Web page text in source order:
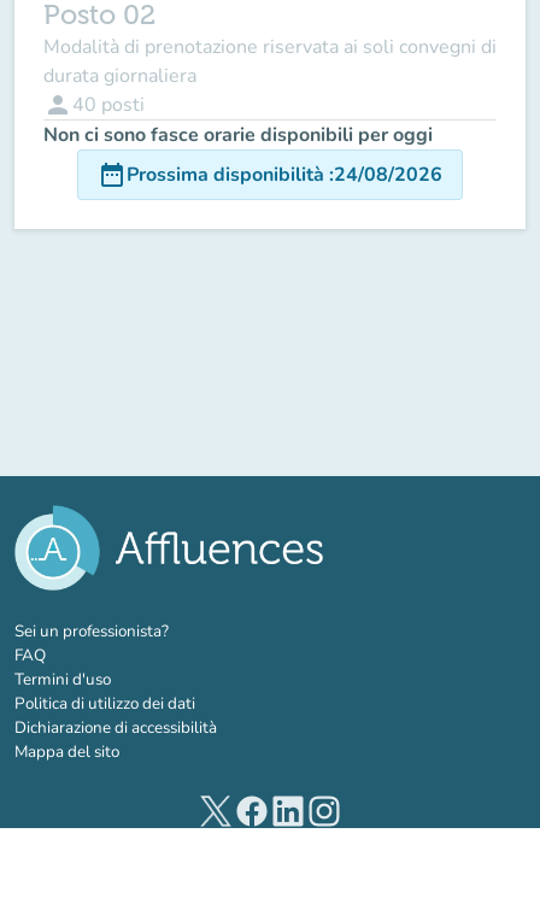
Posto 02
Modalità di prenotazione riservata ai soli convegni di
durata giornaliera
person 40 posti
Non ci sono fasce orarie disponibili per oggi
date_rangeProssima disponibilità :24/08/2026
Sei un professionista?(nuova scheda)
FAQ
Termini d'uso
Politica di utilizzo dei dati
Dichiarazione di accessibilità
Mappa del sito
(nuova scheda)
(nuova scheda)
(nuova scheda)